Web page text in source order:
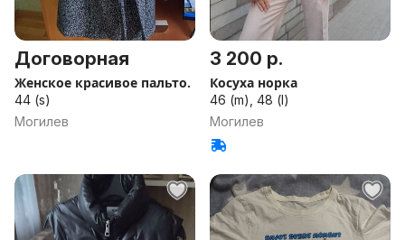
Договорная
Женское красивое пальто.
44 (s)
Могилев
3 200 р.
Косуха норка
46 (m), 48 (l)
Могилев